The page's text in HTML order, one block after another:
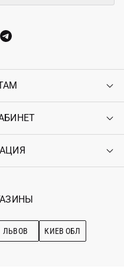
по уходу
ЛЬВОВ КИЕВ ОБЛ